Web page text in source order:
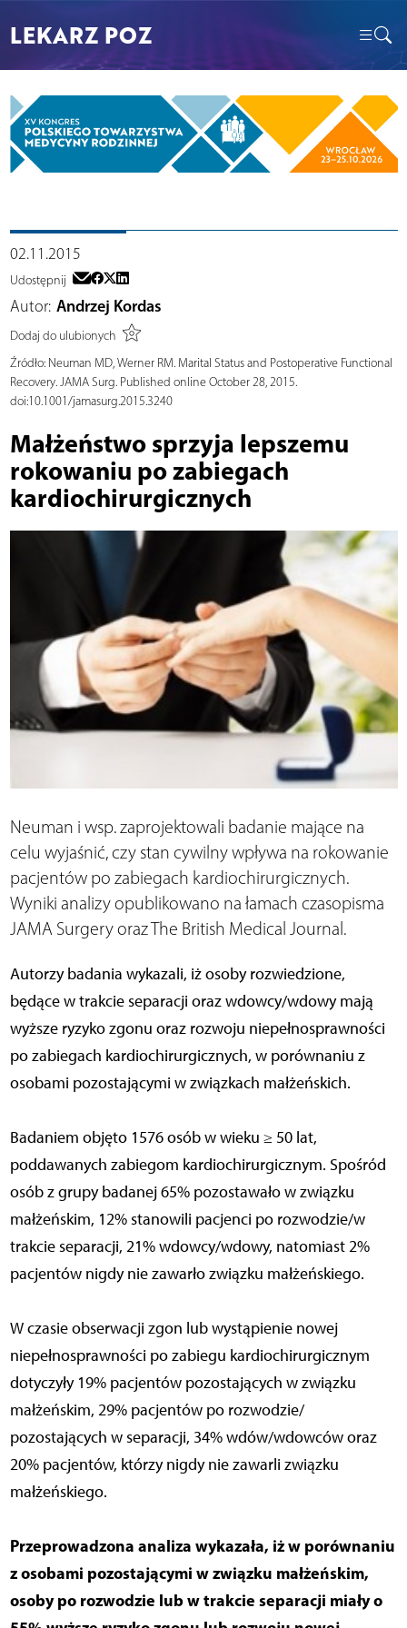
LEKARZ POZ
02.11.2015
Udostępnij
Autor: Andrzej Kordas
Dodaj do ulubionych
Źródło:Neuman MD, Werner RM. Marital Status and Postoperative Functional
Recovery. JAMA Surg. Published online October 28, 2015.
doi:10.1001/jamasurg.2015.3240
Małżeństwo sprzyja lepszemu
rokowaniu po zabiegach
kardiochirurgicznych
Neuman i wsp. zaprojektowali badanie mające na
celu wyjaśnić, czy stan cywilny wpływa na rokowanie
pacjentów po zabiegach kardiochirurgicznych.
Wyniki analizy opublikowano na łamach czasopisma
JAMA Surgery oraz The British Medical Journal.
Autorzy badania wykazali, iż osoby rozwiedzione,
będące w trakcie separacji oraz wdowcy/wdowy mają
wyższe ryzyko zgonu oraz rozwoju niepełnosprawności
po zabiegach kardiochirurgicznych, w porównaniu z
osobami pozostającymi w związkach małżeńskich.
Badaniem objęto 1576 osób w wieku ≥ 50 lat,
poddawanych zabiegom kardiochirurgicznym. Spośród
osób z grupy badanej 65% pozostawało w związku
małżeńskim, 12% stanowili pacjenci po rozwodzie/w
trakcie separacji, 21% wdowcy/wdowy, natomiast 2%
pacjentów nigdy nie zawarło związku małżeńskiego.
W czasie obserwacji zgon lub wystąpienie nowej
niepełnosprawności po zabiegu kardiochirurgicznym
dotyczyły 19% pacjentów pozostających w związku
małżeńskim, 29% pacjentów po rozwodzie/
pozostających w separacji, 34% wdów/wdowców oraz
20% pacjentów, którzy nigdy nie zawarli związku
małżeńskiego.
Przeprowadzona analiza wykazała, iż w porównaniu
z osobami pozostającymi w związku małżeńskim,
osoby po rozwodzie lub w trakcie separacji miały o